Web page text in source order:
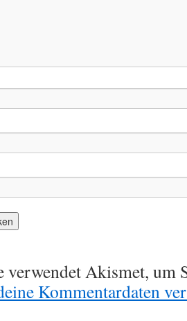
verwendet Akismet, um
Kommentardaten